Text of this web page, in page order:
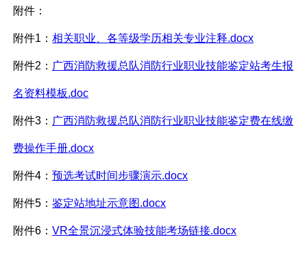
附件：
附件1：相关职业、各等级学历相关专业注释.docx
附件2： 广西消防救援总队消防行业职业技能鉴定站考生报
名资料模板.doc
附件3： 广西消防救援总队消防行业职业技能鉴定费在线缴
费操作手册.docx
附件4：预选考试时间步骤演示.docx
附件5：鉴定站地址示意图.docx
附件6：VR全景沉浸式体验技能考场链接.docx